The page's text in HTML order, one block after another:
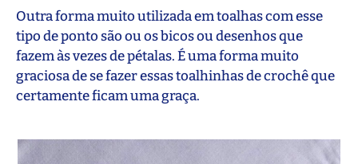
Outra forma muito utilizada em toalhas com esse
tipo de ponto são ou os bicos ou desenhos que
fazem às vezes de pétalas. É uma forma muito
graciosa de se fazer essas toalhinhas de crochê que
certamente ficam uma graça.